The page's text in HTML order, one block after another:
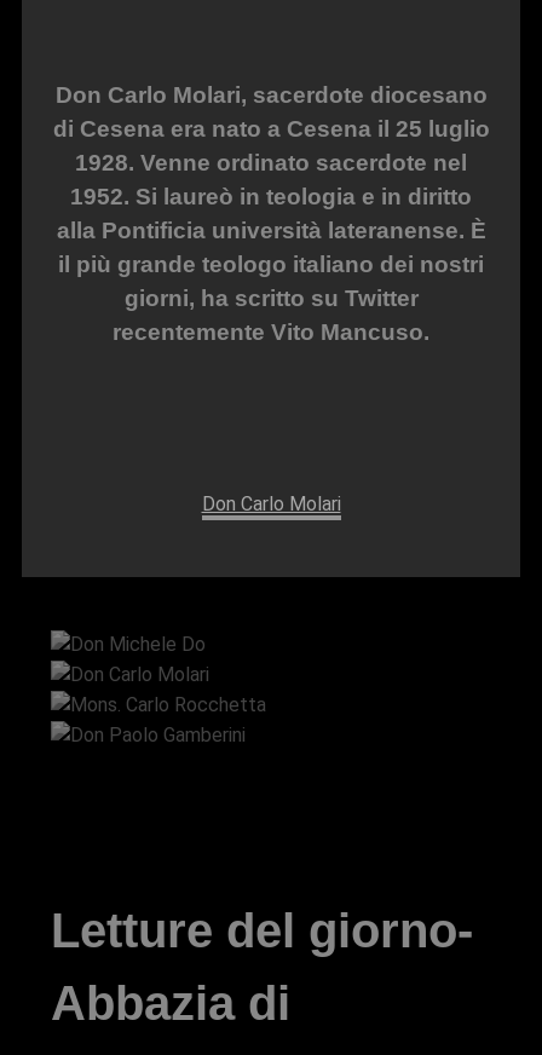
Don Carlo Molari, sacerdote diocesano
di Cesena era nato a Cesena il 25 luglio
1928. Venne ordinato sacerdote nel
1952. Si laureò in teologia e in diritto
alla Pontificia università lateranense. È
il più grande teologo italiano dei nostri
giorni, ha scritto su Twitter
recentemente Vito Mancuso.
Don Carlo Molari
Don Carlo Molari
Mons. Carlo Rocchetta
Don Paolo Gamberini
Letture del giorno-
Abbazia di